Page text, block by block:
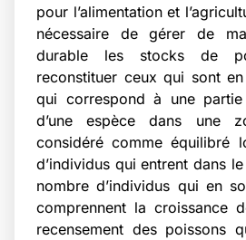
pour l’alimentation et
nécessaire de gérer de
durable les stocks de
reconstituer ceux qui sont
qui correspond à une
d’une espèce dans une
considéré comme équilibré
d’individus qui entrent dans
nombre d’individus qui en
comprennent la croissance
recensement des poissons